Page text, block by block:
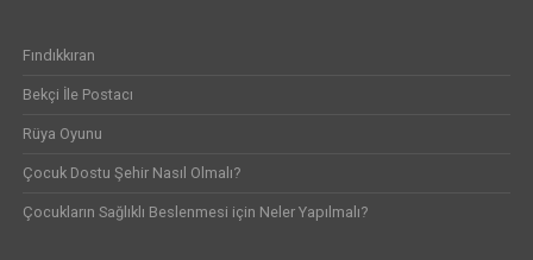
Fındıkkıran
Bekçi İle Postacı
Rüya Oyunu
Çocuk Dostu Şehir Nasıl Olmalı?
Çocukların Sağlıklı Beslenmesi için Neler Yapılmalı?